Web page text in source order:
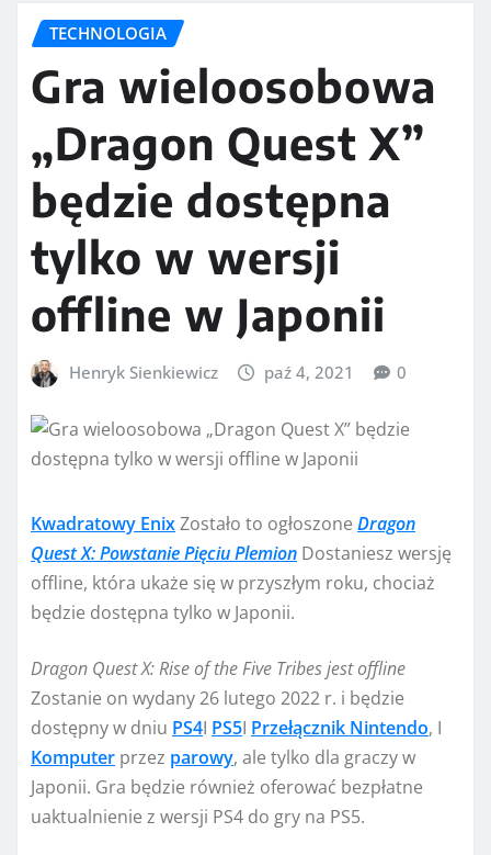
TECHNOLOGIA
Gra wieloosobowa
„Dragon Quest X”
będzie dostępna
tylko w wersji
offline w Japonii
Henryk Sienkiewicz paź 4, 2021 0
Kwadratowy EnixZostało to ogłoszone Dragon
Quest X: Powstanie Pięciu Plemion Dostaniesz wersję
offline, która ukaże się w przyszłym roku, chociaż
będzie dostępna tylko w Japonii.
Dragon Quest X: Rise of the Five Tribes jest offline
Zostanie on wydany 26 lutego 2022 r. i będzie
dostępny w dniu PS4I PS5I Przełącznik Nintendo, I
Komputer przez parowy, ale tylko dla graczy w
Japonii. Gra będzie również oferować bezpłatne
uaktualnienie z wersji PS4 do gry na PS5.